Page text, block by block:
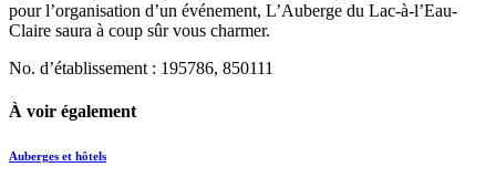
pour l’organisation d’un événement, L’Auberge du Lac-à-l’Eau-
Claire saura à coup sûr vous charmer.
No. d’établissement : 195786, 850111
À voir également
Auberges et hôtels